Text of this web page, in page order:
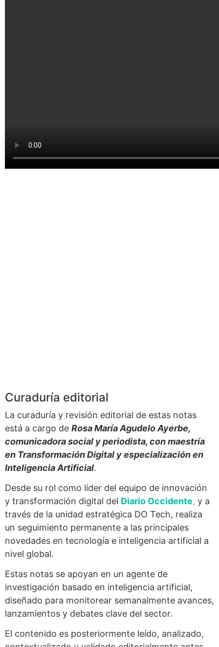
Curaduría editorial
La curaduría y revisión editorial de estas notas
está a cargo de Rosa María Agudelo Ayerbe,
comunicadora social y periodista, con maestría
en Transformación Digital y especialización en
Inteligencia Artificial.
Desde su rol como líder del equipo de innovación
y transformación digital del Diario Occidente, y a
través de la unidad estratégica DO Tech, realiza
un seguimiento permanente a las principales
novedades en tecnología e inteligencia artificial a
nivel global.
Estas notas se apoyan en un agente de
investigación basado en inteligencia artificial,
diseñado para monitorear semanalmente avances,
lanzamientos y debates clave del sector.
El contenido es posteriormente leído, analizado,